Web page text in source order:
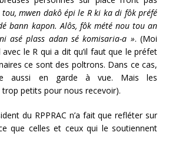
tou, mwen dakô épi le R ki ka di fôk préfé
bann kapon. Alôs, fôk mété nou tou an
asé plass adan sé komisaria-a ». (Moi
avec le R qui a dit qu’il faut que le préfet
ce sont des poltrons. Dans ce cas,
aussi en garde à vue. Mais les
petits pour nous recevoir).
du RPPRAC n’a fait que refléter sur
que celles et ceux qui le soutiennent